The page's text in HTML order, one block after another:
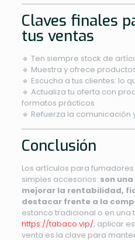
Claves finales
tus ventas
🔹 Ten siempre stock de
🔹 Muestra y ofrece
🔹 Escucha a tus clientes: lo
🔹 Actualiza tu oferta con
formatos prácticos
🔹 Refuerza la
Conclusión
Los artículos para
simples accesorios: son
mejorar la rentabilidad,
destacar frente a la
estanco tradicional o en una
https://tabaco.vip/, aplicar
venta es la clave para